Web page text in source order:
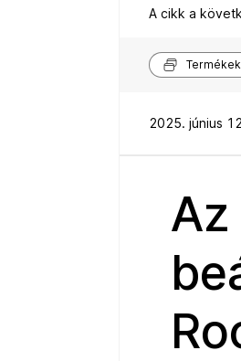
A cikk a
Termékek
2025. június